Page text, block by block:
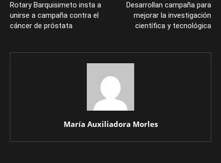
Rotary Barquisimeto insta a
unirse a campaña contra el
cáncer de próstata
Desarrollan campaña para
mejorar la investigación
científica y tecnológica
María Auxiliadora Morles